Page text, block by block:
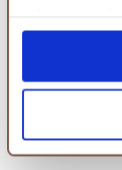
Ihrer
Sie können
und diese
der
wird hiervon
Opinel Le